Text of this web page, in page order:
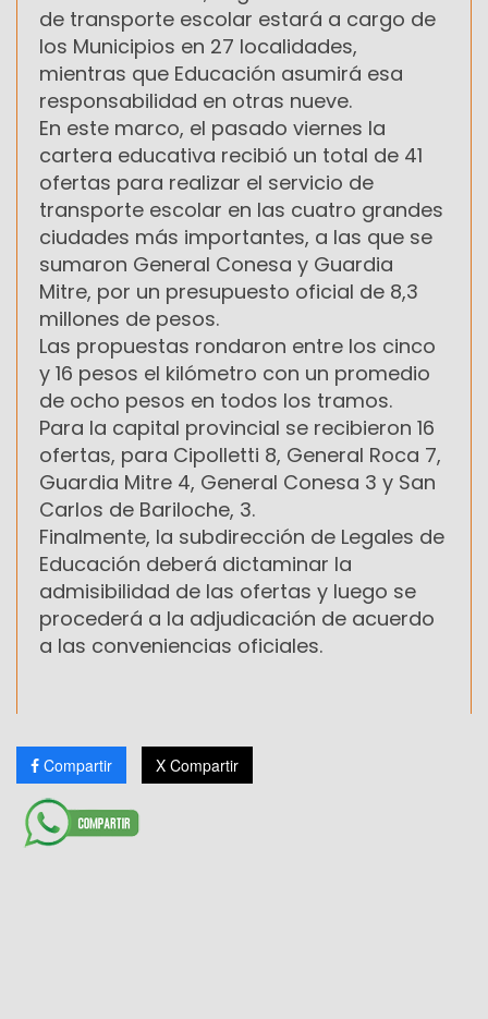
de transporte escolar estará a cargo de
los Municipios en 27 localidades,
mientras que Educación asumirá esa
responsabilidad en otras nueve.
En este marco, el pasado viernes la
cartera educativa recibió un total de 41
ofertas para realizar el servicio de
transporte escolar en las cuatro grandes
ciudades más importantes, a las que se
sumaron General Conesa y Guardia
Mitre, por un presupuesto oficial de 8,3
millones de pesos.
Las propuestas rondaron entre los cinco
y 16 pesos el kilómetro con un promedio
de ocho pesos en todos los tramos.
Para la capital provincial se recibieron 16
ofertas, para Cipolletti 8, General Roca 7,
Guardia Mitre 4, General Conesa 3 y San
Carlos de Bariloche, 3.
Finalmente, la subdirección de Legales de
Educación deberá dictaminar la
admisibilidad de las ofertas y luego se
procederá a la adjudicación de acuerdo
a las conveniencias oficiales.
Compartir X Compartir